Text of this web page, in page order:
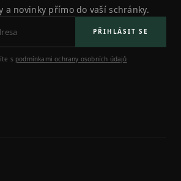
a novinky přímo do vaší schránky.
PŘIHLÁSIT SE
s podmínkami ochrany osobních údajů